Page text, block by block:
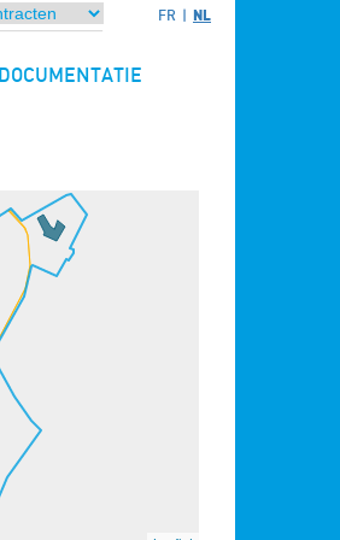
FR NL
DOCUMENTATIE